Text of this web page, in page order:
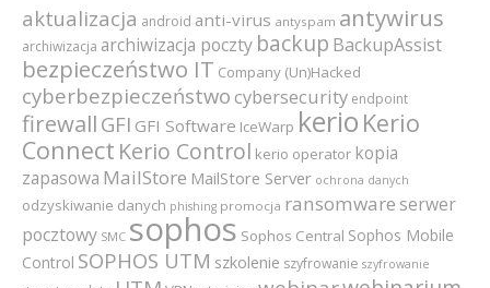
aktualizacja android anti-virus antyspam antywirus
archiwizacja archiwizacja poczty backup BackupAssist
bezpieczeństwo IT Company (Un)Hacked
cyberbezpieczeństwocybersecurity endpoint
firewall GFI GFI Software IceWarp kerio Kerio
Connect Kerio Control kerio operator kopia
zapasowa MailStore MailStore Server ochrona danych
odzyskiwanie danych phishing promocja ransomware serwer
pocztowy SMC sophos Sophos Central Sophos Mobile
Control SOPHOS UTM szkolenie szyfrowanie szyfrowanie